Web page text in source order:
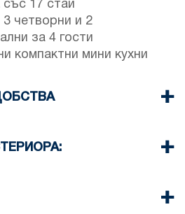
17 стаи
четворни и 2
за 4 гости
компактни мини кухни
(при поискване)